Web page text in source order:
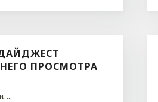
ПРОСМОТРА
...